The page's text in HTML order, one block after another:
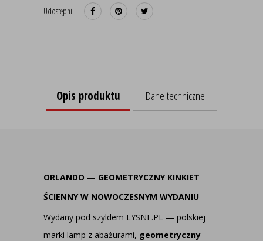
Udostępnij:
Opis produktu Dane techniczne
ORLANDO — GEOMETRYCZNY KINKIET
ŚCIENNY W NOWOCZESNYM WYDANIU
Wydany pod szyldem LYSNE.PL — polskiej
marki lamp z abażurami, geometryczny